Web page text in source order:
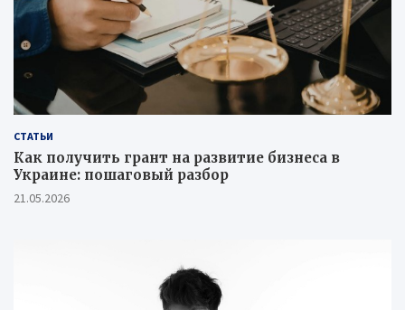
СТАТЬИ
Как получить грант на развитие бизнеса в
Украине: пошаговый разбор
21.05.2026